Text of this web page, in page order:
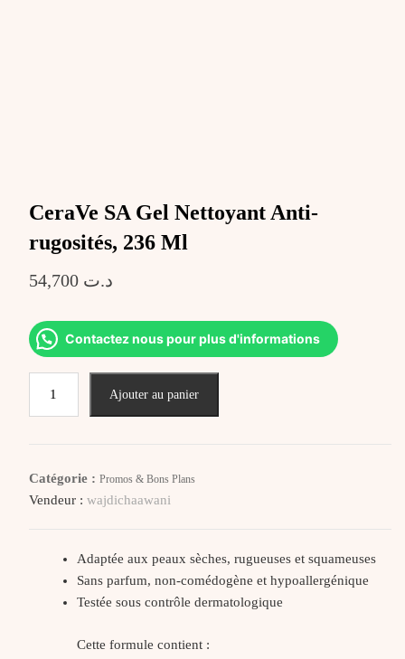
CeraVe SA Gel Nettoyant Anti-
rugosités, 236 Ml
د.ت 54,700
Contactez nous pour plus d'informations
Ajouter au panier
Catégorie : Promos & Bons Plans
Vendeur : wajdichaawani
Adaptée aux peaux sèches, rugueuses et squameuses
Sans parfum, non-comédogène et hypoallergénique
Testée sous contrôle dermatologique
Cette formule contient :